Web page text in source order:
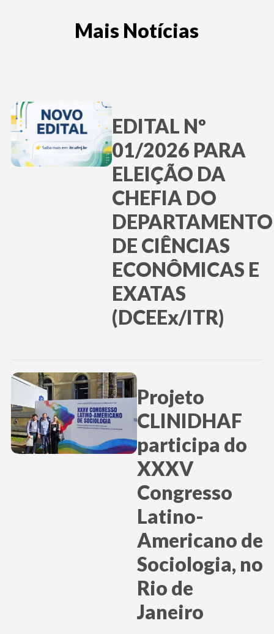
Mais Notícias
EDITAL Nº
01/2026 PARA
ELEIÇÃO DA
CHEFIA DO
DEPARTAMENTO
DE CIÊNCIAS
ECONÔMICAS E
EXATAS
(DCEEx/ITR)
Projeto
CLINIDHAF
participa do
XXXV
Congresso
Latino-
Americano de
Sociologia, no
Rio de
Janeiro